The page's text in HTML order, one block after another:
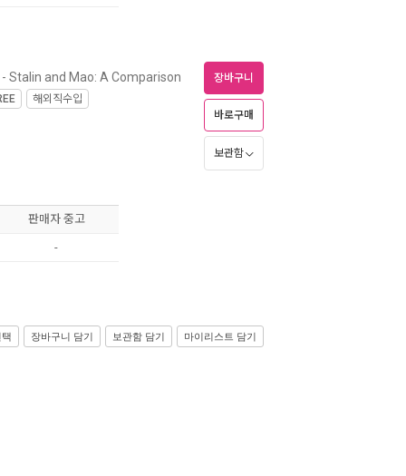
- Stalin and Mao: A Comparison
해외직수입
장바구니
바로구매
보관함
판매자 중고
-
장바구니 담기 보관함 담기 마이리스트 담기